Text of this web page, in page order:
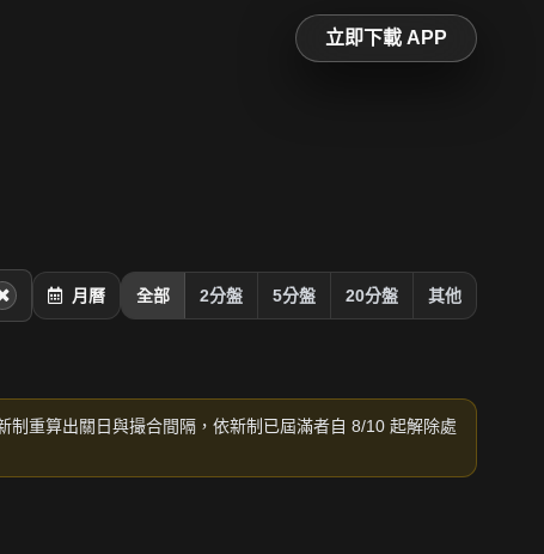
立即下載 APP
月曆 全部 2分盤 5分盤 20分盤 其他
制重算出關日與撮合間隔，依新制已屆滿者自 8/10 起解除處